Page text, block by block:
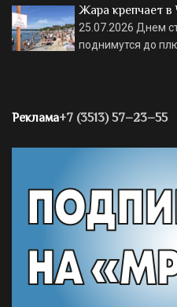
Жара крепчает в
25.07.2026 Днем
поднимутся до
Реклама+7 (3513) 57–23–55